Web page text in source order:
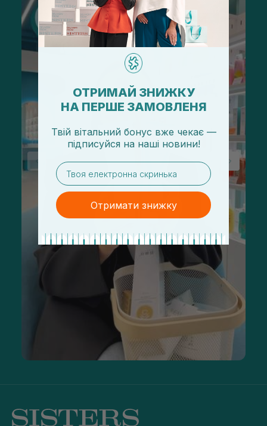
ОТРИМАЙ ЗНИЖКУ
НА ПЕРШЕ ЗАМОВЛЕНЯ
Твій вітальний бонус вже чекає —
підписуйся на наші новини!
email
Отримати знижку